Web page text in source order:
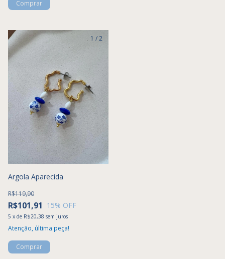
1 /2
Argola Aparecida
R$101,91
R$119,90
15% OFF
5 x de R$20,38 sem juros
Atenção, última peça!